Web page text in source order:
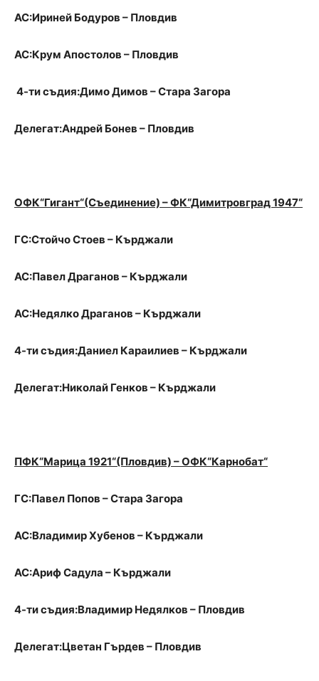
АС:Ириней Бодуров – Пловдив
АС:Крум Апостолов – Пловдив
4-ти съдия:Димо Димов – Стара Загора
Делегат:Андрей Бонев – Пловдив
ОФК“Гигант“(Съединение) – ФК“Димитровград 1947“
ГС:Стойчо Стоев – Кърджали
АС:Павел Драганов – Кърджали
АС:Недялко Драганов – Кърджали
4-ти съдия:Даниел Караилиев – Кърджали
Делегат:Николай Генков – Кърджали
ПФК“Марица 1921“(Пловдив) – ОФК“Карнобат“
ГС:Павел Попов – Стара Загора
АС:Владимир Хубенов – Кърджали
АС:Ариф Садула – Кърджали
4-ти съдия:Владимир Недялков – Пловдив
Делегат:Цветан Гърдев – Пловдив